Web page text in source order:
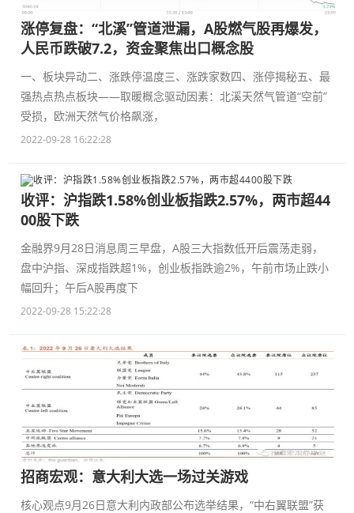
涨停复盘：“北溪”管道泄漏，A股燃气股再爆发，
人民币跌破7.2，资金聚焦出口概念股
一、板块异动二、涨跌停温度三、涨跌家数四、涨停揭秘五、最
强热点热点板块——取暖概念驱动因素：北溪天然气管道“空前”
受损，欧洲天然气价格飙涨，
2022-09-28 16:22:28
收评：沪指跌1.58%创业板指跌2.57%，两市超44
00股下跌
金融界9月28日消息周三早盘，A股三大指数低开后震荡走弱，
盘中沪指、深成指跌超1%，创业板指跌逾2%，午前市场止跌小
幅回升；午后A股再度下
2022-09-28 15:22:28
招商宏观：意大利大选一场过关游戏
核心观点9月26日意大利内政部公布选举结果，“中右翼联盟”获